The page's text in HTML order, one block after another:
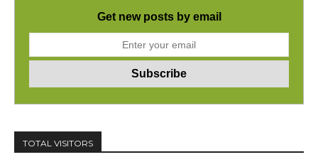
Get new posts by email
TOTAL VISITORS